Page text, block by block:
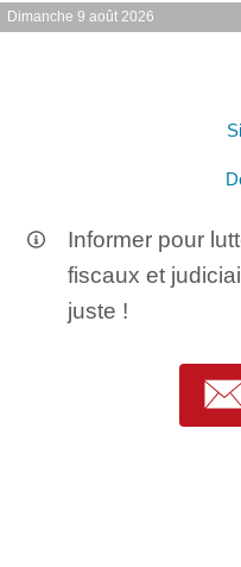
Dimanche 9 août 2026
Informer pour
fiscaux et
juste !